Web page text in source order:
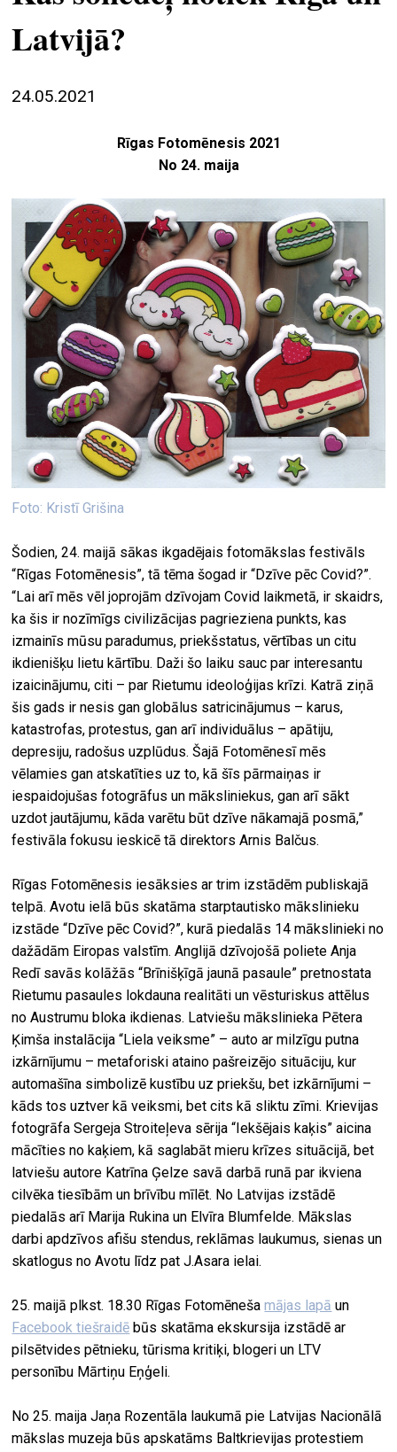
meklēt
Latvijā?
24.05.2021
Rīgas Fotomēnesis 2021
No 24. maija
Foto: Kristī Grišina
Šodien, 24. maijā sākas ikgadējais fotomākslas festivāls
“Rīgas Fotomēnesis”, tā tēma šogad ir “Dzīve pēc Covid?”.
“Lai arī mēs vēl joprojām dzīvojam Covid laikmetā, ir skaidrs,
ka šis ir nozīmīgs civilizācijas pagrieziena punkts, kas
izmainīs mūsu paradumus, priekšstatus, vērtības un citu
ikdienišķu lietu kārtību. Daži šo laiku sauc par interesantu
izaicinājumu, citi – par Rietumu ideoloģijas krīzi. Katrā ziņā
šis gads ir nesis gan globālus satricinājumus – karus,
katastrofas, protestus, gan arī individuālus – apātiju,
depresiju, radošus uzplūdus. Šajā Fotomēnesī mēs
vēlamies gan atskatīties uz to, kā šīs pārmaiņas ir
iespaidojušas fotogrāfus un māksliniekus, gan arī sākt
uzdot jautājumu, kāda varētu būt dzīve nākamajā posmā,”
festivāla fokusu ieskicē tā direktors Arnis Balčus.
Rīgas Fotomēnesis iesāksies ar trim izstādēm publiskajā
telpā. Avotu ielā būs skatāma starptautisko mākslinieku
izstāde “Dzīve pēc Covid?”, kurā piedalās 14 mākslinieki no
dažādām Eiropas valstīm. Anglijā dzīvojošā poliete Anja
Redī savās kolāžās “Brīnišķīgā jaunā pasaule” pretnostata
Rietumu pasaules lokdauna realitāti un vēsturiskus attēlus
no Austrumu bloka ikdienas. Latviešu mākslinieka Pētera
Ķimša instalācija “Liela veiksme” – auto ar milzīgu putna
izkārnījumu – metaforiski ataino pašreizējo situāciju, kur
automašīna simbolizē kustību uz priekšu, bet izkārnījumi –
kāds tos uztver kā veiksmi, bet cits kā sliktu zīmi. Krievijas
fotogrāfa Sergeja Stroiteļeva sērija “Iekšējais kaķis” aicina
mācīties no kaķiem, kā saglabāt mieru krīzes situācijā, bet
latviešu autore Katrīna Ģelze savā darbā runā par ikviena
cilvēka tiesībām un brīvību mīlēt. No Latvijas izstādē
piedalās arī Marija Rukina un Elvīra Blumfelde. Mākslas
darbi apdzīvos afišu stendus, reklāmas laukumus, sienas un
skatlogus no Avotu līdz pat J.Asara ielai.
25. maijā plkst. 18.30 Rīgas Fotomēnešamājas lapā un
Facebook tiešraidē būs skatāma ekskursija izstādē ar
pilsētvides pētnieku, tūrisma kritiķi, blogeri un LTV
personību Mārtiņu Eņģeli.
No 25. maija Jaņa Rozentāla laukumā pie Latvijas Nacionālā
mākslas muzeja būs apskatāms Baltkrievijas protestiem